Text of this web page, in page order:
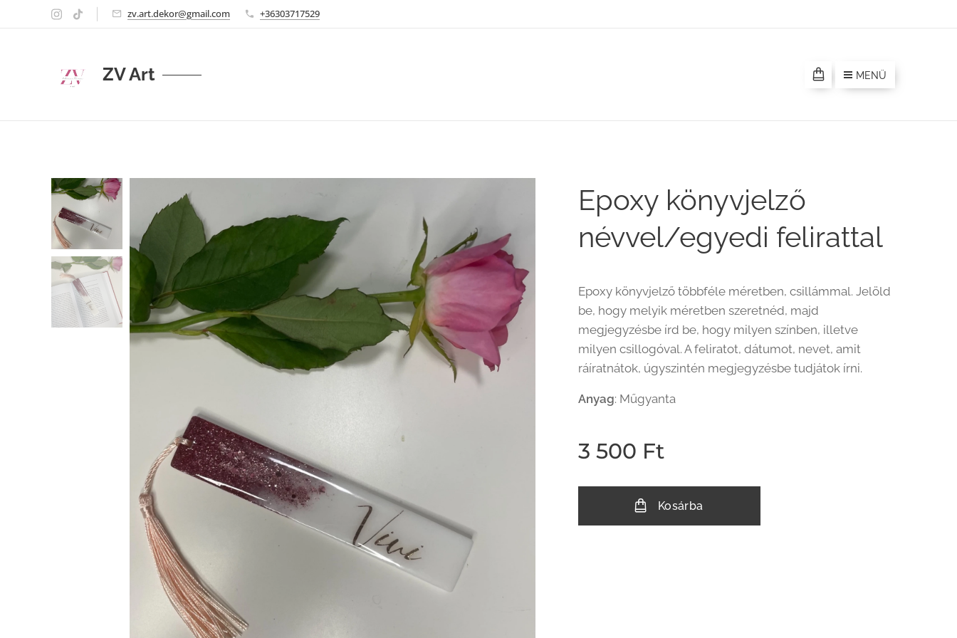
zv.art.dekor@gmail.com +36303717529
ZV Art MENÜ
Epoxy könyvjelző
névvel/egyedi felirattal
Epoxy könyvjelző többféle méretben, csillámmal. Jelöld
be, hogy melyik méretben szeretnéd, majd
megjegyzésbe írd be, hogy milyen színben, illetve
milyen csillogóval. A feliratot, dátumot, nevet, amit
ráíratnátok, úgyszintén megjegyzésbe tudjátok írni.
Anyag: Műgyanta
3 500 Ft
Kosárba